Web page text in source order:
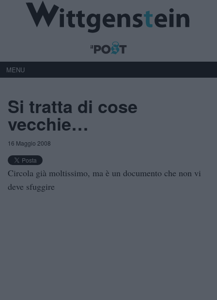
MENU
Si tratta di cose
vecchie…
16 Maggio 2008
Circola già moltissimo, ma è un documento che non vi
deve sfuggire